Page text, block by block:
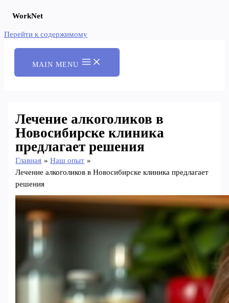
WorkNet
Перейти к содержимому
MAIN MENU
Лечение алкоголиков в
Новосибирске клиника
предлагает решения
Главная
Наш опыт
Лечение алкоголиков в Новосибирске клиника предлагает
решения